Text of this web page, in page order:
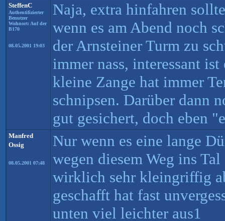
SteffenC
Authentifizierter
Benutzer
Wohnort: Auf der
B170
08.05.2001 19:03
Naja, extra hinfahren
wenn es am Abend noch
der Arnsteiner Turm zu
immer nass, interessant
kleine Zange hat immer
schnipsen. Darüber dann
gut gesichert, doch eben
Manfred
Ossig
08.05.2001 07:48
Nur wenn es eine lange
wegen diesem Weg ins
wirklich sehr kleingriffig
geschafft hat fast
unten viel leichter aus1